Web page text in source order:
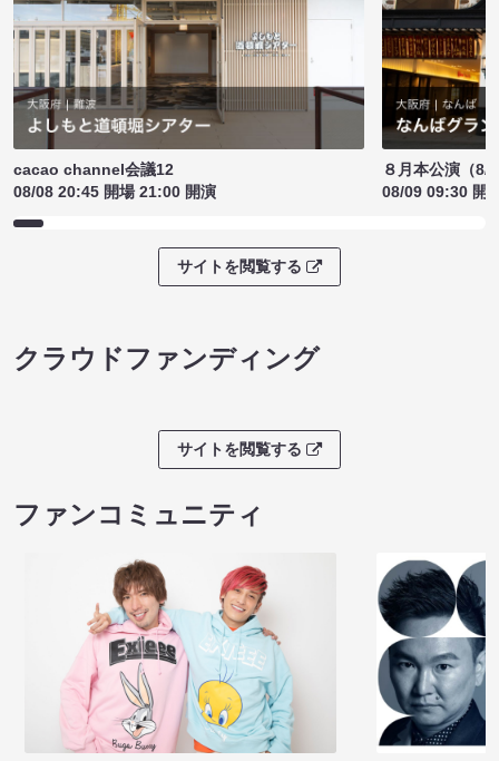
cacao channel会議12
08/08 20:45 開場 21:00 開演
８月本公演（8/
08/09 09:30 開
サイトを閲覧する
クラウドファンディング
サイトを閲覧する
ファンコミュニティ